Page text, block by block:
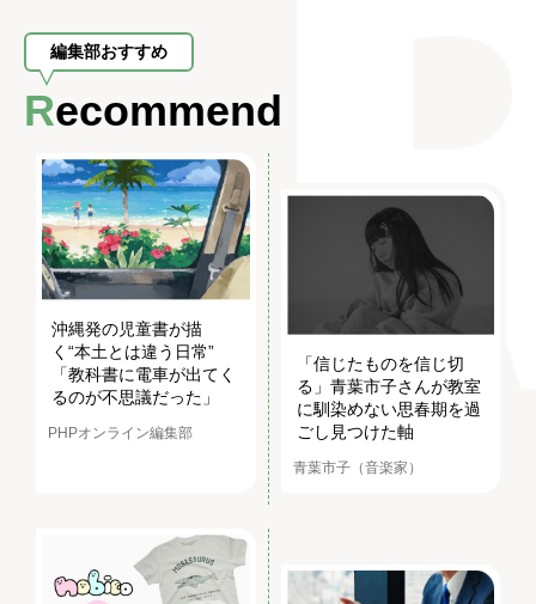
編集部おすすめ
Recommend
沖縄発の児童書が描
く“本土とは違う日常”
「教科書に電車が出てく
るのが不思議だった」
PHPオンライン編集部
「信じたものを信じ切
る」青葉市子さんが教室
に馴染めない思春期を過
ごし見つけた軸
青葉市子（音楽家）